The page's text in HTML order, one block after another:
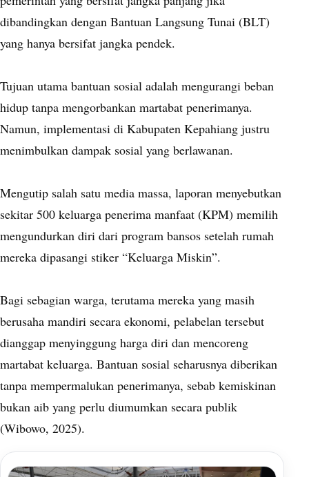
dibandingkan dengan Bantuan Langsung Tunai (BLT)
yang hanya bersifat jangka pendek.
Tujuan utama bantuan sosial adalah mengurangi beban
hidup tanpa mengorbankan martabat penerimanya.
Namun, implementasi di Kabupaten Kepahiang justru
menimbulkan dampak sosial yang berlawanan.
Mengutip salah satu media massa, laporan menyebutkan
sekitar 500 keluarga penerima manfaat (KPM) memilih
mengundurkan diri dari program bansos setelah rumah
mereka dipasangi stiker “Keluarga Miskin”.
Bagi sebagian warga, terutama mereka yang masih
berusaha mandiri secara ekonomi, pelabelan tersebut
dianggap menyinggung harga diri dan mencoreng
martabat keluarga. Bantuan sosial seharusnya diberikan
tanpa mempermalukan penerimanya, sebab kemiskinan
bukan aib yang perlu diumumkan secara publik
(Wibowo, 2025).